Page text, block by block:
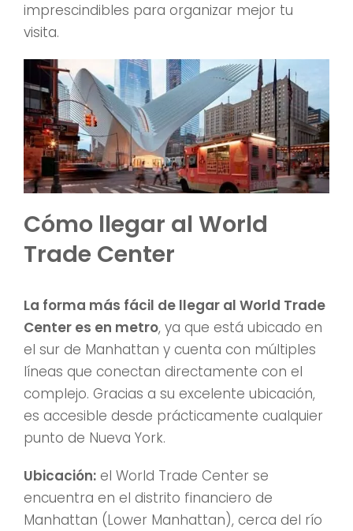
imprescindibles para organizar mejor tu
visita.
Cómo llegar al World
Trade Center
La forma más fácil de llegar al World Trade
Center es en metro, ya que está ubicado en
el sur de Manhattan y cuenta con múltiples
líneas que conectan directamente con el
complejo. Gracias a su excelente ubicación,
es accesible desde prácticamente cualquier
punto de Nueva York.
Ubicación: el World Trade Center se
encuentra en el distrito financiero de
Manhattan (Lower Manhattan), cerca del río